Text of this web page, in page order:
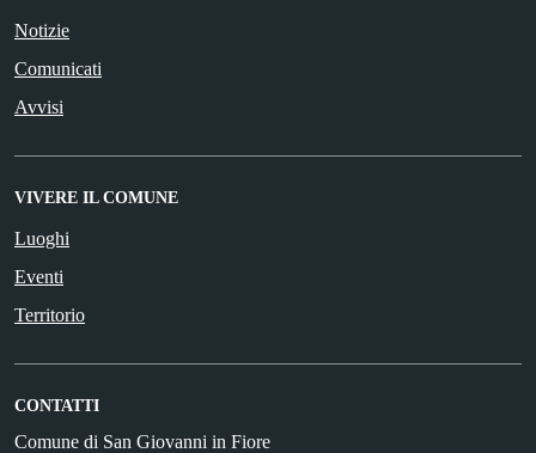
Notizie
Comunicati
Avvisi
VIVERE IL COMUNE
Luoghi
Eventi
Territorio
CONTATTI
Comune di San Giovanni in Fiore